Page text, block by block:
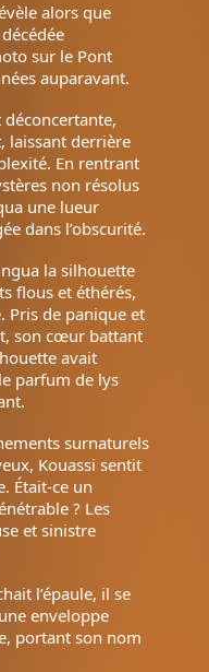
alors que
sur le Pont
auparavant.
laissant derrière
En rentrant
non résolus
une lueur
dans l’obscurité.
la silhouette
flous et éthérés,
Pris de panique et
son cœur battant
avait
parfum de lys
surnaturels
Kouassi sentit
Était-ce un
? Les
et sinistre
l’épaule, il se
enveloppe
portant son nom